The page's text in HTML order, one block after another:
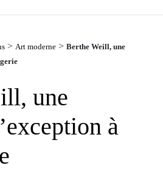
> Art moderne > Berthe Weill, une
une
à